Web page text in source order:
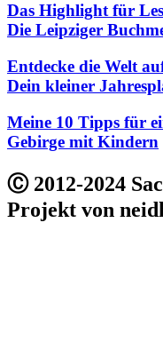
Das Highlight für
Die Leipziger
Entdecke die Welt
Dein kleiner
Meine 10 Tipps für
Gebirge mit Kindern
Ⓒ 2012-2024
Projekt von